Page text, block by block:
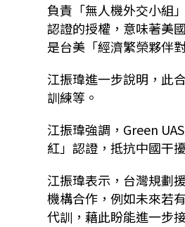
負責「無人機外交小組
認證的授權，意味著美
是台美「經濟繁榮夥伴
江振瑋進一步說明，此
訓練等。
江振瑋強調，Green
紅」認證，抵抗中國干
江振瑋表示，台灣規劃
機構合作，例如未來若
代訓，藉此盼能進一步